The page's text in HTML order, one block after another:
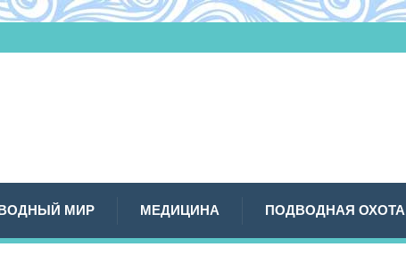
МИР МЕДИЦИНА ПОДВОДНАЯ ОХОТА